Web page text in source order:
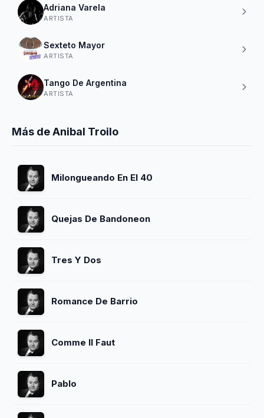
Adriana Varela
ARTISTA
Sexteto Mayor
ARTISTA
Tango De Argentina
ARTISTA
Más de Anibal Troilo
Milongueando En El 40
Quejas De Bandoneon
Tres Y Dos
Romance De Barrio
Comme Il Faut
Pablo